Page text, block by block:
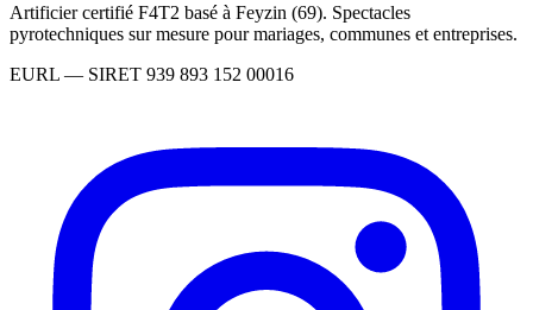
Artificier certifié F4T2 basé à Feyzin (69). Spectacles
pyrotechniques sur mesure pour mariages, communes et entreprises.
EURL — SIRET 939 893 152 00016